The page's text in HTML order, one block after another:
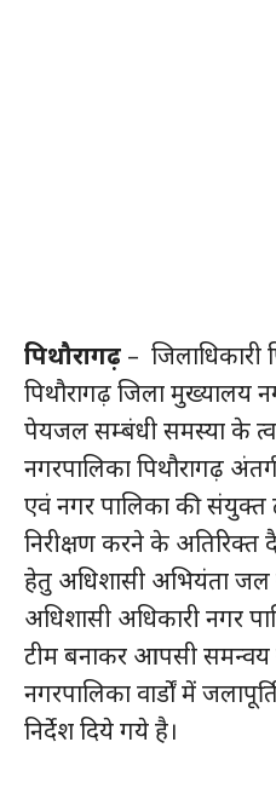
पिथौरागढ़– जिलाधिकारी
पिथौरागढ़ जिला मुख्यालय
पेयजल सम्बंधी समस्या के
नगरपालिका पिथौरागढ़
एवं नगर पालिका की संयुक्त
निरीक्षण करने के अतिरिक्त
हेतु अधिशासी अभियंता जल
अधिशासी अधिकारी नगर
टीम बनाकर आपसी समन्वय
नगरपालिका वार्डों में
निर्देश दिये गये है।